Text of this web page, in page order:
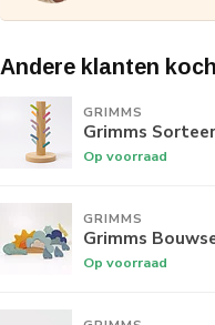
Andere klanten
GRIMMS
Grimms
Op voorraad
GRIMMS
Grimms
Op voorraad